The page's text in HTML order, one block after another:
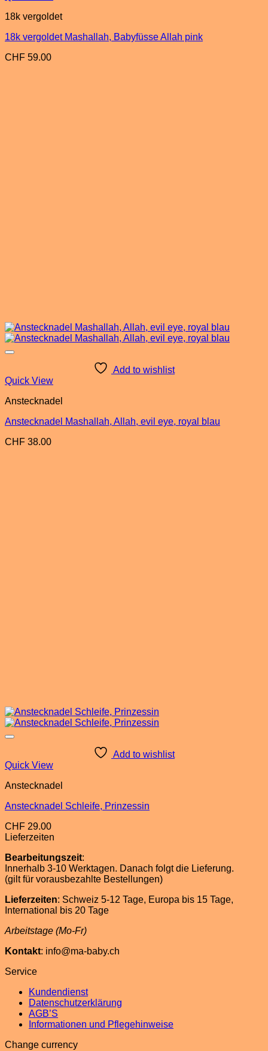
18k vergoldet
18k vergoldet Mashallah, Babyfüsse Allah pink
CHF 59.00
Add to wishlist
Quick View
Anstecknadel
Anstecknadel Mashallah, Allah, evil eye, royal blau
CHF 38.00
Add to wishlist
Quick View
Anstecknadel
Anstecknadel Schleife, Prinzessin
CHF 29.00
Lieferzeiten
Bearbeitungszeit:
Innerhalb 3-10 Werktagen. Danach folgt die Lieferung.
(gilt für vorausbezahlte Bestellungen)
Lieferzeiten: Schweiz 5-12 Tage, Europa bis 15 Tage,
International bis 20 Tage
Arbeitstage (Mo-Fr)
Kontakt: info@ma-baby.ch
Service
Kundendienst
Datenschutzerklärung
AGB’S
Informationen und Pflegehinweise
Change currency